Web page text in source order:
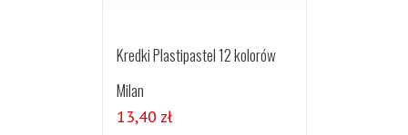
Kredki Plastipastel 12 kolorów
Milan
13,40 zł